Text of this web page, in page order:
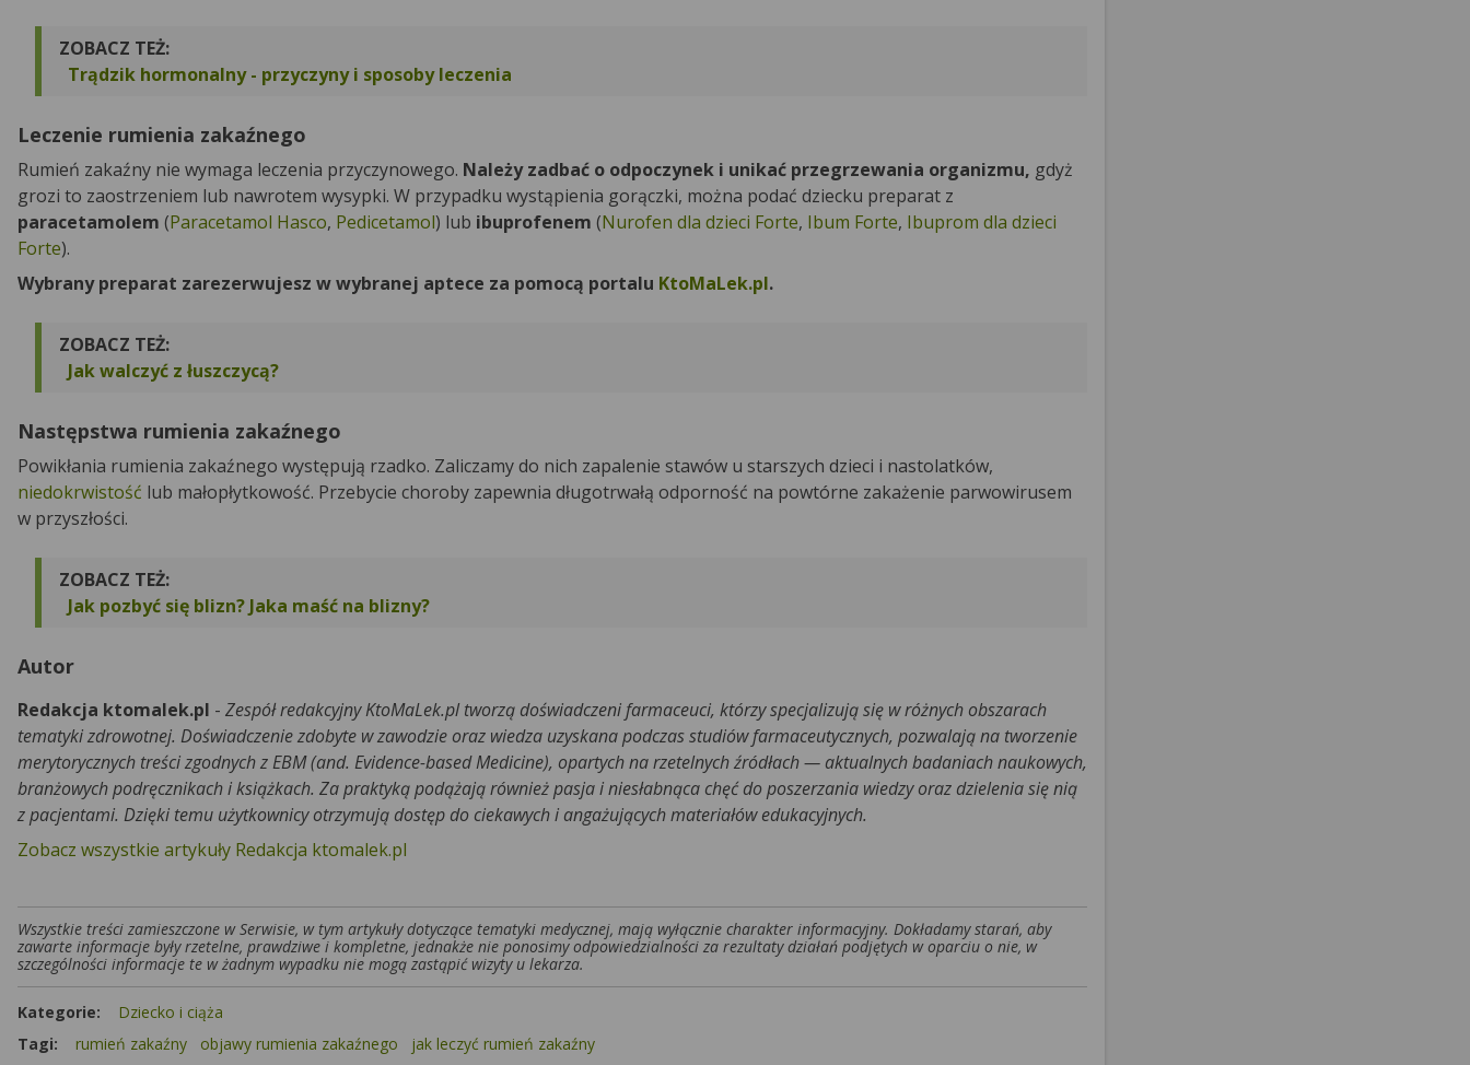
ZOBACZ TEŻ:
Trądzik hormonalny - przyczyny i sposoby leczenia
Leczenie rumienia zakaźnego
Rumień zakaźny nie wymaga leczenia przyczynowego. Należy zadbać o odpoczynek i unikać przegrzewania organizmu, gdyż
grozi to zaostrzeniem lub nawrotem wysypki. W przypadku wystąpienia gorączki, można podać dziecku preparat z
paracetamolem (Paracetamol Hasco, Pedicetamol) lub ibuprofenem (Nurofen dla dzieci Forte, Ibum Forte, Ibuprom dla dzieci
Forte).
Wybrany preparat zarezerwujesz w wybranej aptece za pomocą portalu KtoMaLek.pl.
ZOBACZ TEŻ:
Jak walczyć z łuszczycą?
Następstwa rumienia zakaźnego
Powikłania rumienia zakaźnego występują rzadko. Zaliczamy do nich zapalenie stawów u starszych dzieci i nastolatków,
niedokrwistość lub małopłytkowość. Przebycie choroby zapewnia długotrwałą odporność na powtórne zakażenie parwowirusem
w przyszłości.
ZOBACZ TEŻ:
Jak pozbyć się blizn? Jaka maść na blizny?
Autor
Redakcja ktomalek.pl - Zespół redakcyjny KtoMaLek.pl tworzą doświadczeni farmaceuci, którzy specjalizują się w różnych obszarach
tematyki zdrowotnej. Doświadczenie zdobyte w zawodzie oraz wiedza uzyskana podczas studiów farmaceutycznych, pozwalają na tworzenie
merytorycznych treści zgodnych z EBM (and. Evidence-based Medicine), opartych na rzetelnych źródłach — aktualnych badaniach naukowych,
branżowych podręcznikach i książkach. Za praktyką podążają również pasja i niesłabnąca chęć do poszerzania wiedzy oraz dzielenia się nią
z pacjentami. Dzięki temu użytkownicy otrzymują dostęp do ciekawych i angażujących materiałów edukacyjnych.
Zobacz wszystkie artykuły Redakcja ktomalek.pl
Wszystkie treści zamieszczone w Serwisie, w tym artykuły dotyczące tematyki medycznej, mają wyłącznie charakter informacyjny. Dokładamy starań, aby
zawarte informacje były rzetelne, prawdziwe i kompletne, jednakże nie ponosimy odpowiedzialności za rezultaty działań podjętych w oparciu o nie, w
szczególności informacje te w żadnym wypadku nie mogą zastąpić wizyty u lekarza.
Kategorie:
Dziecko i ciąża
Tagi:
rumień zakaźny objawy rumienia zakaźnego jak leczyć rumień zakaźny